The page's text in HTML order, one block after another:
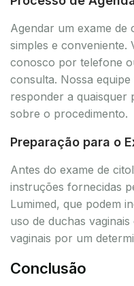
Agendar um exame de
simples e conveniente.
conosco por telefone
consulta. Nossa
responder a quaisquer
sobre o procedimento.
Preparação para o
Antes do exame de
instruções fornecidas
Lumimed, que podem
uso de duchas
vaginais por um
Conclusão